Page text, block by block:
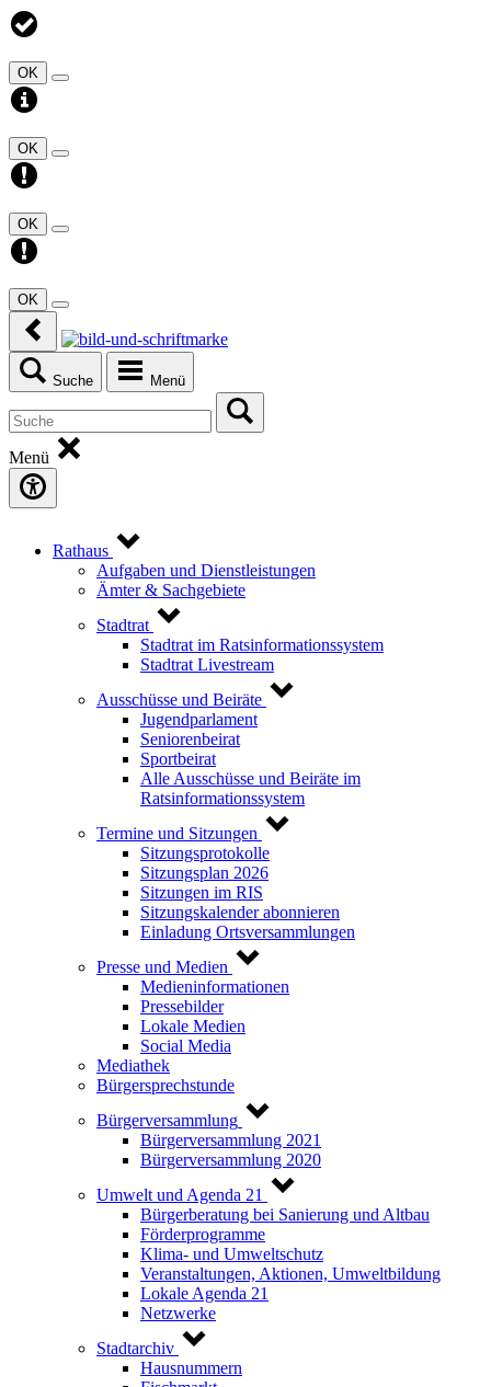
OK
OK
OK
OK
Suche Menü
Menü
Rathaus
Aufgaben und Dienstleistungen
Ämter & Sachgebiete
Stadtrat
Stadtrat im Ratsinformationssystem
Stadtrat Livestream
Ausschüsse und Beiräte
Jugendparlament
Seniorenbeirat
Sportbeirat
Alle Ausschüsse und Beiräte im
Ratsinformationssystem
Termine und Sitzungen
Sitzungsprotokolle
Sitzungsplan 2026
Sitzungen im RIS
Sitzungskalender abonnieren
Einladung Ortsversammlungen
Presse und Medien
Medieninformationen
Pressebilder
Lokale Medien
Social Media
Mediathek
Bürgersprechstunde
Bürgerversammlung
Bürgerversammlung 2021
Bürgerversammlung 2020
Umwelt und Agenda 21
Bürgerberatung bei Sanierung und Altbau
Förderprogramme
Klima- und Umweltschutz
Veranstaltungen, Aktionen, Umweltbildung
Lokale Agenda 21
Netzwerke
Stadtarchiv
Hausnummern